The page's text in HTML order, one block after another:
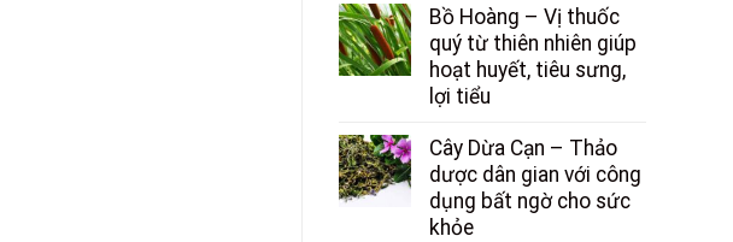
Bồ Hoàng – Vị thuốc
quý từ thiên nhiên giúp
hoạt huyết, tiêu sưng,
lợi tiểu
Cây Dừa Cạn – Thảo
dược dân gian với công
dụng bất ngờ cho sức
khỏe